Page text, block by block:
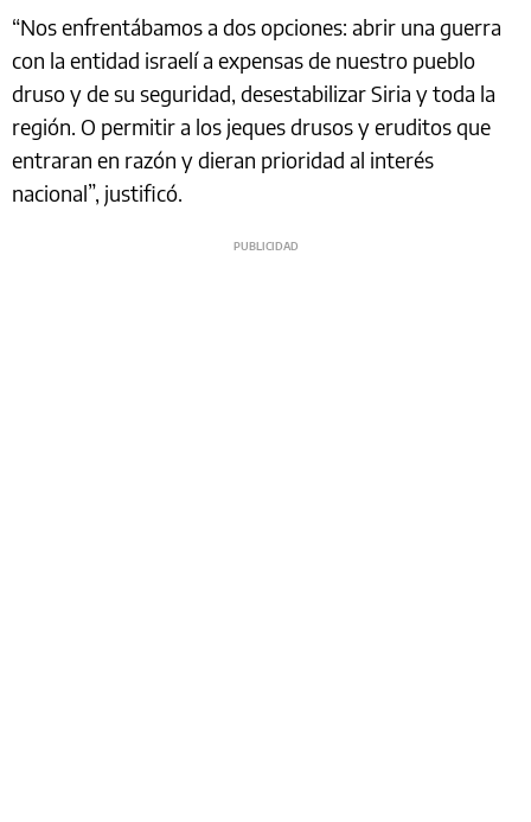
“Nos enfrentábamos a dos opciones: abrir una guerra
con la entidad israelí a expensas de nuestro pueblo
druso y de su seguridad, desestabilizar Siria y toda la
región. O permitir a los jeques drusos y eruditos que
entraran en razón y dieran prioridad al interés
nacional”, justificó.